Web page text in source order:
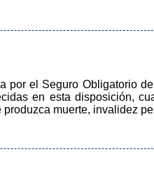
por el Seguro Obligatorio
en esta disposición,
produzca muerte, invalidez